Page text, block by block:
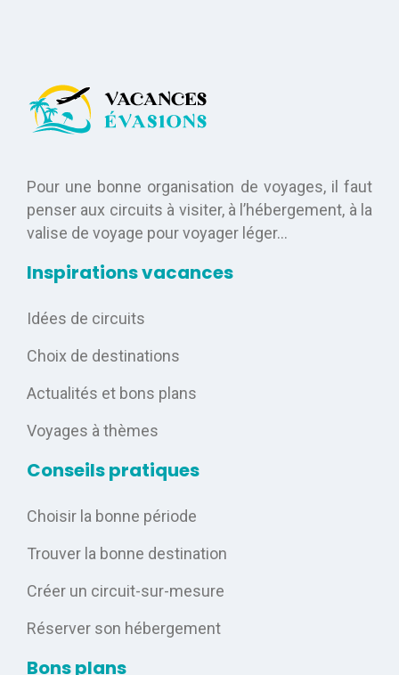
Pour une bonne organisation de voyages, il faut
penser aux circuits à visiter, à l’hébergement, à la
valise de voyage pour voyager léger…
Inspirations vacances
Idées de circuits
Choix de destinations
Actualités et bons plans
Voyages à thèmes
Conseils pratiques
Choisir la bonne période
Trouver la bonne destination
Créer un circuit-sur-mesure
Réserver son hébergement
Bons plans